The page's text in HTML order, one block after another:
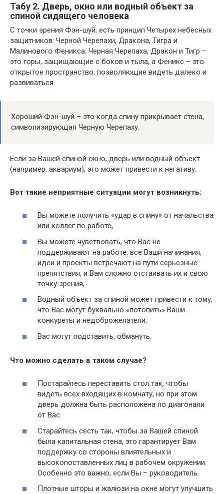
Табу 2. Дверь, окно или водный объект за
спиной сидящего человека
С точки зрения Фэн-шуй, есть принцип Четырех небесных
защитников: Черной Черепахи, Дракона, Тигра и
Малинового Феникса. Черная Черепаха, Дракон и Тигр –
это горы, защищающие с боков и тыла, а Феникс – это
открытое пространство, позволяющие видеть далеко и
развиваться.
Хороший Фэн-шуй – это когда спину прикрывает стена,
символизирующая Черную Черепаху.
Если за Вашей спиной окно, дверь или водный объект
(например, аквариум), это может привести к негативу.
Вот такие неприятные ситуации могут возникнуть:
Вы можете получить «удар в спину» от начальства
или коллег по работе,
Вы можете чувствовать, что Вас не
поддерживают на работе, все Ваши начинания,
идеи и проекты встречают на пути серьезные
препятствия, и Вам сложно отстаивать их и свою
точку зрения,
Водный объект за спиной может привести к тому,
что Вас могут буквально «потопить» Ваши
конкуреты и недоброжелатели,
Вас могут подставить, обмануть.
Что можно сделать в таком случае?
Постарайтесь переставить стол так, чтобы
видеть всех входящих в комнату, но при этом
дверь должна быть расположена по диагонали
от Вас.
Старайтесь сесть так, чтобы за Вашей спиной
была капитальная стена, это гарантирует Вам
поддержку со стороны влиятельных и
высокопоставленных лиц в рабочем окружении.
Особенно это важно, если Вы – руководитель.
Плотные шторы и жалюзи на окне могут улучшить